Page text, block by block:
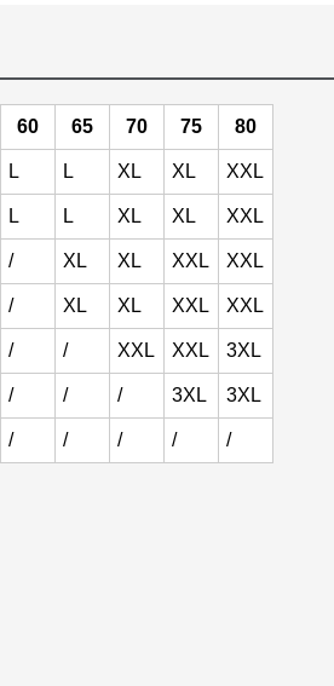
60 65 70 75 80
L L XL XL XXL
L L XL XL XXL
/ XL XL XXL XXL
/ XL XL XXL XXL
/ / XXL XXL 3XL
/ / / 3XL 3XL
/ / / / /